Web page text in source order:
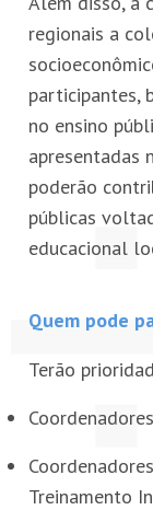
regionais a
participantes,
no ensino
apresentadas
poderão
públicas
educacional
Quem pode
Terão
Treinamento